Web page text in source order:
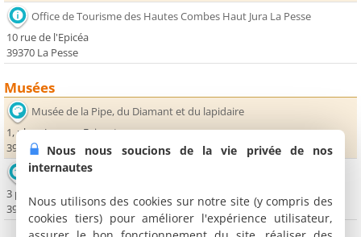
Office de Tourisme des Hautes Combes Haut Jura La Pesse
10 rue de l'Epicéa
39370 La Pesse
Musées
Musée de la Pipe, du Diamant et du lapidaire
1, place Jacques Faizant
39200 Saint-Claude
Musée de l'Abbaye
3 place de l'Abbaye
39200 Saint-Claude
Nous nous soucions de la vie privée de nos
internautes
Nous utilisons des cookies sur notre site (y compris des
cookies tiers) pour améliorer l'expérience utilisateur,